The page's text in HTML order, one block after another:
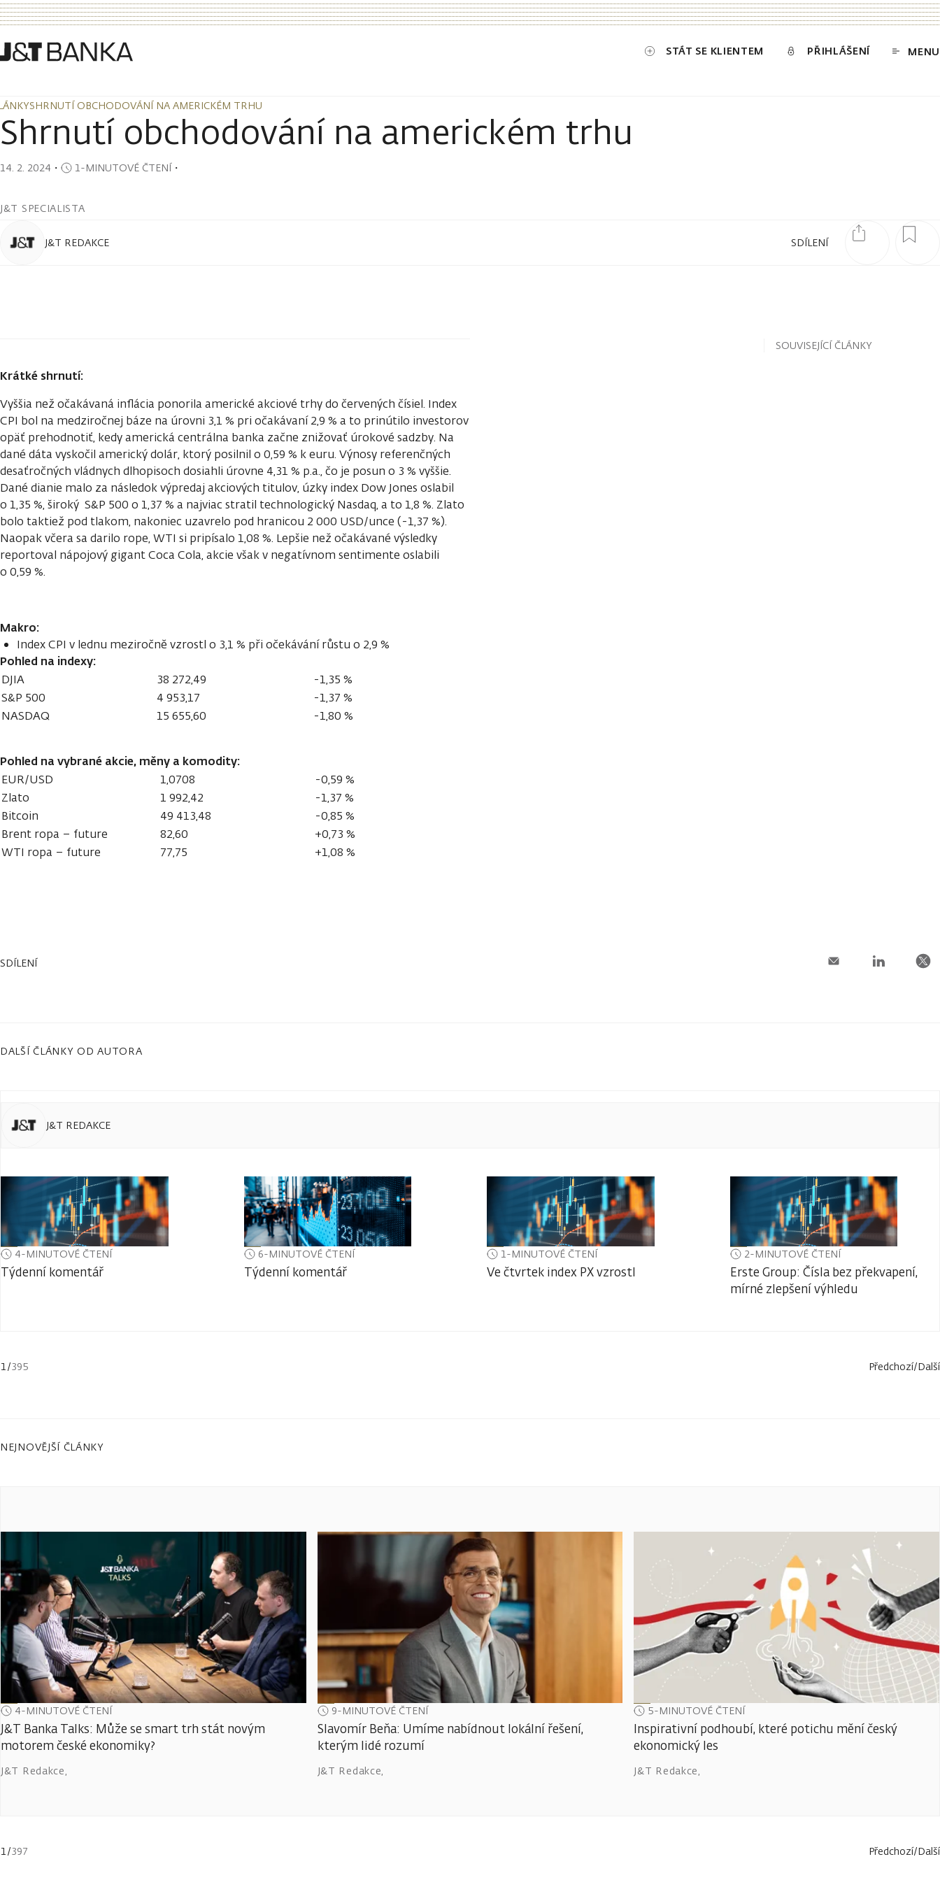
STÁT SE KLIENTEM PŘIHLÁŠENÍ MENU
SHRNUTÍ OBCHODOVÁNÍ NA AMERICKÉM TRHU
SHRNUTÍ OBCHODOVÁNÍ NA AMERICKÉM TRHU
Shrnutí obchodování na americkém trhu
14. 2. 2024 ・ 1-MINUTOVÉ ČTENÍ・
J&T SPECIALISTA
SDÍLENÍ
J&T REDAKCE
Krátké shrnutí:
Vyššia než očakávaná inflácia ponorila americké akciové trhy do červených čísiel. Index
CPI bol na medziročnej báze na úrovni 3,1 % pri očakávaní 2,9 % a to prinútilo investorov
opäť prehodnotiť, kedy americká centrálna banka začne znižovať úrokové sadzby. Na
dané dáta vyskočil americký dolár, ktorý posilnil o 0,59 % k euru. Výnosy referenčných
desaťročných vládnych dlhopisoch dosiahli úrovne 4,31 % p.a., čo je posun o 3 % vyššie.
Dané dianie malo za následok výpredaj akciových titulov, úzky index Dow Jones oslabil
o 1,35 %, široký S&P 500 o 1,37 % a najviac stratil technologický Nasdaq, a to 1,8 %. Zlato
bolo taktiež pod tlakom, nakoniec uzavrelo pod hranicou 2 000 USD/unce (-1,37 %).
Naopak včera sa darilo rope, WTI si pripísalo 1,08 %. Lepšie než očakávané výsledky
reportoval nápojový gigant Coca Cola, akcie však v negatívnom sentimente oslabili
o 0,59 %.
Makro:
Index CPI v lednu meziročně vzrostl o 3,1 % při očekávání růstu o 2,9 %
Pohled na indexy:
DJIA 38 272,49
-1,35 %
S&P 500
4 953,17
-1,37 %
NASDAQ
15 655,60 -1,80 %
Pohled na vybrané akcie, měny a komodity:
EUR/USD 1,0708
-0,59 %
Zlato
1 992,42
-1,37 %
Bitcoin
49 413,48
-0,85 %
Brent ropa – future
82,60
+0,73 %
WTI ropa – future
77,75 +1,08 %
SOUVISEJÍCÍ ČLÁNKY
SDÍLENÍ
DALŠÍ ČLÁNKY OD AUTORA
J&T REDAKCE
4-MINUTOVÉ ČTENÍ
Týdenní komentář
6-MINUTOVÉ ČTENÍ
Týdenní komentář
1-MINUTOVÉ ČTENÍ
Ve čtvrtek index PX vzrostl
2-MINUTOVÉ ČTENÍ
Erste Group: Čísla bez překvapení,
mírné zlepšení výhledu
1 /395 Předchozí/Další
NEJNOVĚJŠÍ ČLÁNKY
4-MINUTOVÉ ČTENÍ
J&T Banka Talks: Může se smart trh stát novým
motorem české ekonomiky?
J&T Redakce,
9-MINUTOVÉ ČTENÍ
Slavomír Beňa: Umíme nabídnout lokální řešení,
kterým lidé rozumí
J&T Redakce,
5-MINUTOVÉ ČTENÍ
Inspirativní podhoubí, které potichu mění český
ekonomický les
J&T Redakce,
1/397 Předchozí/Další